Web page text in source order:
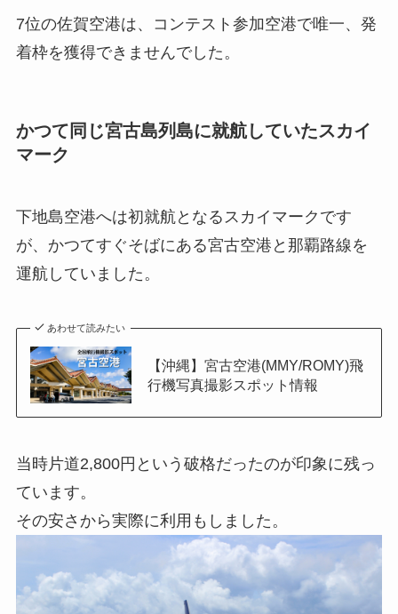
7位の佐賀空港は、コンテスト参加空港で唯一、発
着枠を獲得できませんでした。
かつて同じ宮古島列島に就航していたスカイ
マーク
下地島空港へは初就航となるスカイマークです
が、かつてすぐそばにある宮古空港と那覇路線を
運航していました。
あわせて読みたい
【沖縄】宮古空港(MMY/ROMY)飛
行機写真撮影スポット情報
当時片道2,800円という破格だったのが印象に残っ
ています。
その安さから実際に利用もしました。